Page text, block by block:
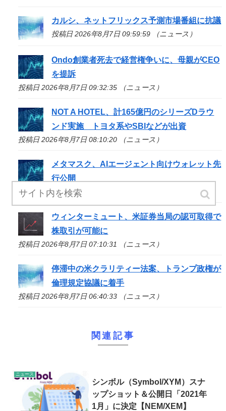
カルシ、ネットフリックス予測市場番組に抗議
投稿日 2026年8月7日 09:59:59 （ニュース）
Ondo創業者死去で経営権争いに、母親がCEO
を提訴
投稿日 2026年8月7日 09:32:35 （ニュース）
NOT A HOTEL、計165億円のシリーズDラウ
ンド実施 トヨタ系やSBIなどが出資
投稿日 2026年8月7日 08:10:20 （ニュース）
メタマスク、AIエージェント向けウォレット先
行公開
投稿日 2026年8月7日 07:55:29 （ニュース）
ウィンターミュート、米証券当局の認可取得で
株取引が可能に
投稿日 2026年8月7日 07:10:31 （ニュース）
停滞中の米クラリティー法案、トランプ政権が
倫理規定協議に着手
投稿日 2026年8月7日 06:40:33 （ニュース）
関連記事
ニュース
シンボル（Symbol/XYM）スナ
ップショット＆公開日「2021年
1月」に決定【NEM/XEM】